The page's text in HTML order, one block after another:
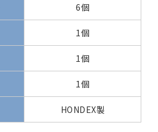
6個
1個
1個
1個
HONDEX製